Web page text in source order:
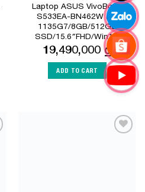
Laptop ASUS VivoBook
S533EA-BN462W (i5-
1135G7/8GB/512GB
SSD/15.6″FHD/Win11)
19,490,000₫
ADD TO CART